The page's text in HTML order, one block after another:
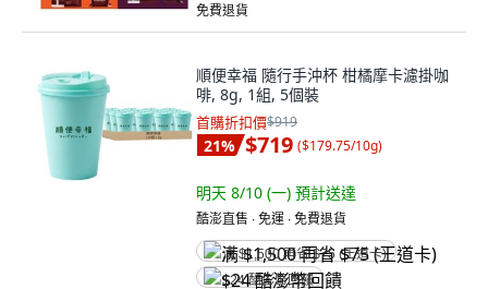
免費退貨
順便幸福 隨行手沖杯 柑橘摩卡濾掛咖
啡, 8g, 1組, 5個裝
首購折扣價$919
21% $719 ($179.75/10g)
明天 8/10 (一) 預計送達
酷澎直售 ∙ 免運 ∙ 免費退貨
满 $1,500 再省 $75 (王道卡)
$24 酷澎幣回饋